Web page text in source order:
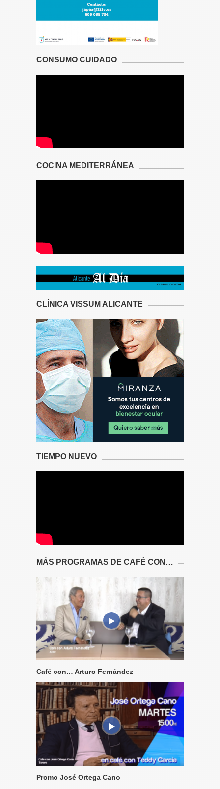
CONSUMO CUIDADO
COCINA MEDITERRÁNEA
CLÍNICA VISSUM ALICANTE
TIEMPO NUEVO
MÁS PROGRAMAS DE CAFÉ CON…
Café con… Arturo Fernández
Promo José Ortega Cano